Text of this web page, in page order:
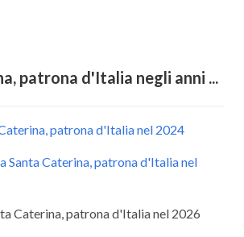
patrona d'Italia negli anni ...
patrona d'Italia nel 2024
Santa Caterina, patrona d'Italia nel
Caterina, patrona d'Italia nel 2026